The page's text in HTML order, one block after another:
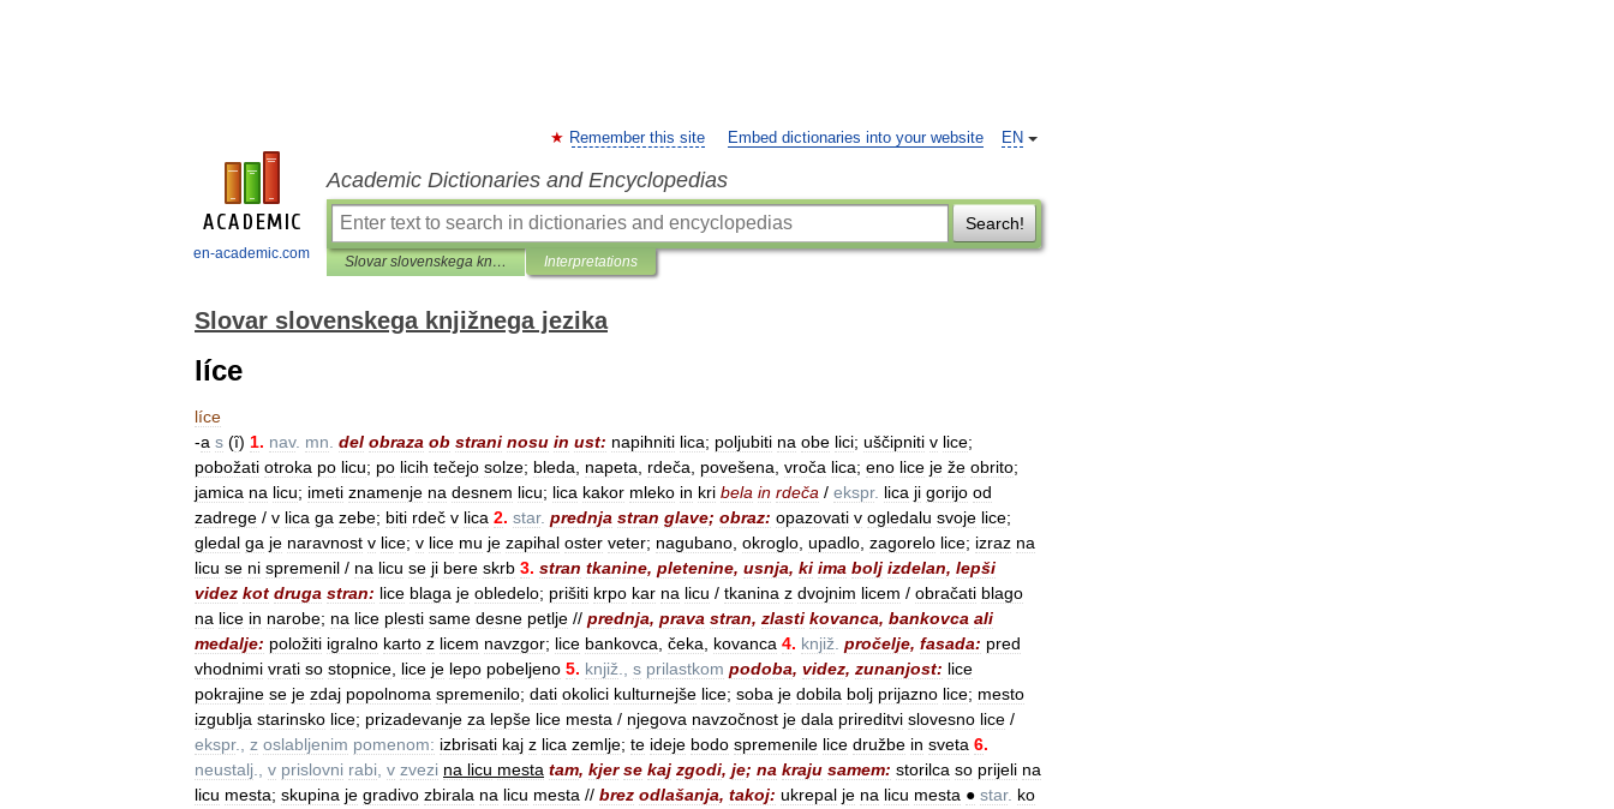
en-academic.com
EN
Remember this site Embed dictionaries into your website
Academic Dictionaries and Encyclopedias
Search!
Slovar slovenskega knjižnega jezika Interpretations
Slovar slovenskega knjižnega jezika
líce
líce
-a s (ȋ) 1. nav. mn del obraza ob strani nosu in ust: napihniti lica; poljubiti na obe lici; uščipniti v lice;
pobožati otroka po licu; po licih tečejo solze; bleda napeta rdeča povešena vroča lica; eno lice je že obrito;
jamica na licu; imeti znamenje na desnem licu; lica kakor mleko in kri bela in rdeča / ekspr. lica ji gorijo od
zadrege / v lica ga zebe; biti rdeč v lica 2. star. prednja stran glave; obraz: opazovati v ogledalu svoje lice;
gledal ga je naravnost v lice; v lice mu je zapihal oster veter; nagubano okroglo upadlo zagorelo lice; izraz na
licu se ni spremenil / na licu se ji bere skrb 3. stran tkanine, pletenine, usnja, ki ima bolj izdelan, lepši
videz kot druga stran: lice blaga je obledelo; prišiti krpo kar na licu / tkanina z dvojnim licem / obračati blago
na lice in narobe; na lice plesti same desne petlje // prednja, prava stran, zlasti kovanca, bankovca ali
medalje: položiti igralno karto z licem navzgor; lice bankovca čeka kovanca 4. knjiž pročelje, fasada: pred
vhodnimi vrati so stopnice lice je lepo pobeljeno 5. knjiž s prilastkom podoba, videz, zunanjost: lice
pokrajine se je zdaj popolnoma spremenilo; dati okolici kulturnejše lice; soba je dobila bolj prijazno lice; mesto
izgublja starinsko lice; prizadevanje za lepše lice mesta / njegova navzočnost je dala prireditvi slovesno lice /
ekspr., z oslabljenim pomenom: izbrisati kaj z lica zemlje; te ideje bodo spremenile lice družbe in sveta 6.
neustalj
v prislovni rabi v zvezi na licu mesta tam, kjer se kaj zgodi, je; na kraju samem: storilca so prijeli na
licu mesta; skupina je gradivo zbirala na licu mesta // brez odlašanja, takoj: ukrepal je na licu mesta ● star. ko